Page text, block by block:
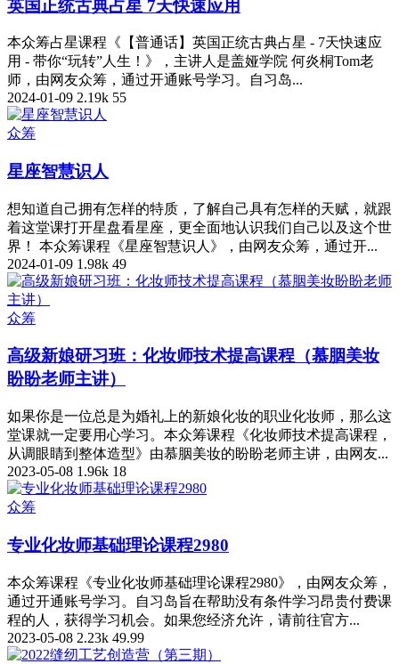
英国正统古典占星 7天快速应用
本众筹占星课程《【普通话】英国正统古典占星 - 7天快速应
用 - 带你“玩转”人生！》，主讲人是盖娅学院 何炎桐Tom老
师，由网友众筹，通过开通账号学习。自习岛...
2024-01-09 2.19k 55
众筹
星座智慧识人
想知道自己拥有怎样的特质，了解自己具有怎样的天赋，就跟
着这堂课打开星盘看星座，更全面地认识我们自己以及这个世
界！ 本众筹课程《星座智慧识人》，由网友众筹，通过开...
2024-01-09 1.98k 49
众筹
高级新娘研习班：化妆师技术提高课程（慕胭美妆
盼盼老师主讲）
如果你是一位总是为婚礼上的新娘化妆的职业化妆师，那么这
堂课就一定要用心学习。本众筹课程《化妆师技术提高课程，
从调眼睛到整体造型》由慕胭美妆的盼盼老师主讲，由网友...
2023-05-08 1.96k 18
众筹
专业化妆师基础理论课程2980
本众筹课程《专业化妆师基础理论课程2980》，由网友众筹，
通过开通账号学习。自习岛旨在帮助没有条件学习昂贵付费课
程的人，获得学习机会。如果您经济允许，请前往官方...
2023-05-08 2.23k 49.99